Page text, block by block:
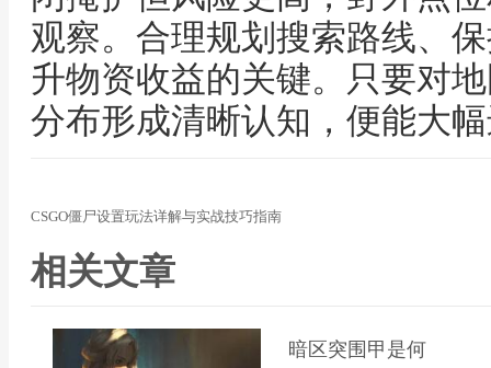
观察。合理规划搜索路线、
升物资收益的关键。只要对
分布形成清晰认知，便能大
CSGO僵尸设置玩法详解与实战技巧指南
相关文章
暗区突围甲是何